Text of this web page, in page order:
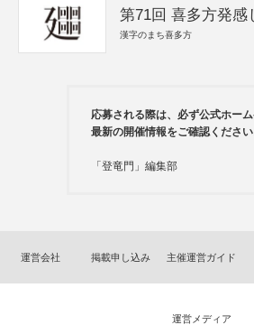
第71回 喜多方発感
漢字のまち喜多方
応募される際は、必ず公式ホー
最新の開催情報をご確認ください
「登竜門」編集部
運営会社 掲載申し込み 主催運営ガイド
運営メディア